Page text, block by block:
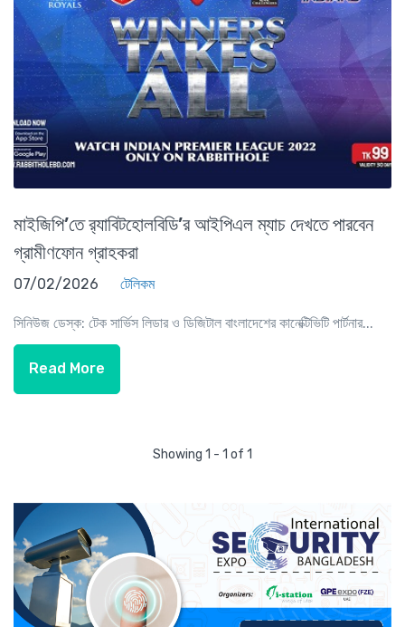
মাইজিপি’তে র‍্যাবিটহোলবিডি’র আইপিএল ম্যাচ দেখতে পারবেন
গ্রামীণফোন গ্রাহকরা
07/02/2026 টেলিকম
সিনিউজ ডেস্ক: টেক সার্ভিস লিডার ও ডিজিটাল বাংলাদেশের কানেক্টিভিটি পার্টনার...
Read More
Showing 1 - 1 of 1